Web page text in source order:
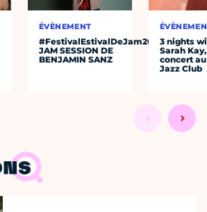
ÉVÈNEMENT
#FestivalEstivalDeJam2026
JAM SESSION DE
BENJAMIN SANZ
3 nights
Sarah
concert
Jazz Club